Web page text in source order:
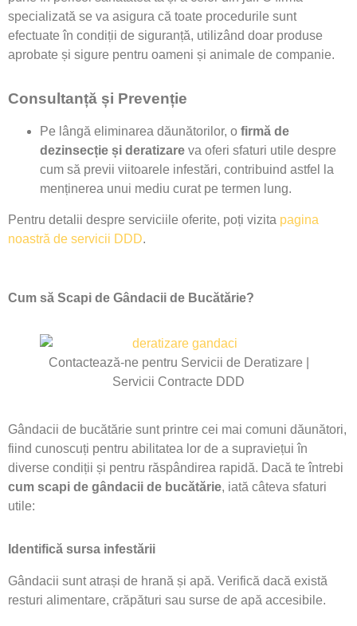
specializată se va asigura că toate procedurile sunt
efectuate în condiții de siguranță, utilizând doar produse
aprobate și sigure pentru oameni și animale de companie.
Consultanță și Prevenție
Pe lângă eliminarea dăunătorilor, o firmă de
dezinsecție și deratizare va oferi sfaturi utile despre
cum să previi viitoarele infestări, contribuind astfel la
menținerea unui mediu curat pe termen lung.
Pentru detalii despre serviciile oferite, poți vizita pagina
noastră de servicii DDD.
Cum să Scapi de Gândacii de Bucătărie?
Contactează-ne pentru Servicii de Deratizare |
Servicii Contracte DDD
Gândacii de bucătărie sunt printre cei mai comuni dăunători,
fiind cunoscuți pentru abilitatea lor de a supraviețui în
diverse condiții și pentru răspândirea rapidă. Dacă te întrebi
cum scapi de gândacii de bucătărie, iată câteva sfaturi
utile:
Identifică sursa infestării
Gândacii sunt atrași de hrană și apă. Verifică dacă există
resturi alimentare, crăpături sau surse de apă accesibile.